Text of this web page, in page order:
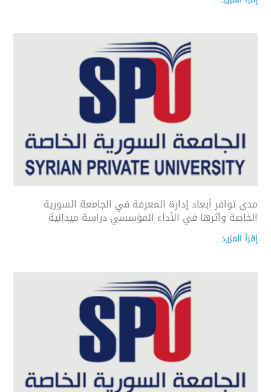
مدى توافر أبعاد إدارة المعرفة في الجامعة السورية
الخاصة وأثرها في الأداء المؤسسي دراسة ميدانية
إقرأ المزيد...